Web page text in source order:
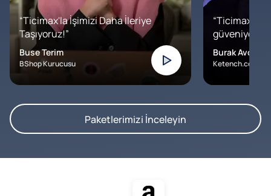
“Ticimax'la İşimizi Daha İleriye
Taşıyoruz!”
Buse Terim
BShop Kurucusu
“Ticimax'a
Burak Avcılar
Ketench.com –
Paketlerimizi İnceleyin